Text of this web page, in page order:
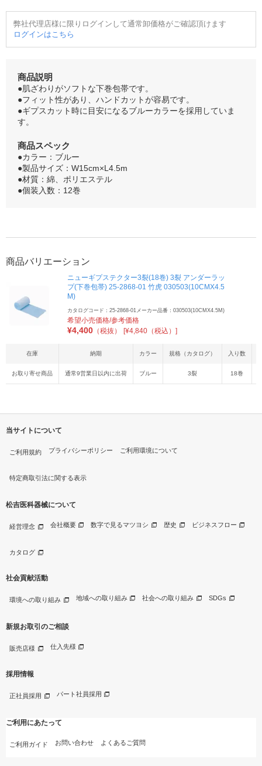
弊社代理店様に限りログインして通常卸価格がご確認頂けます
ログインはこちら
商品説明
●肌ざわりがソフトな下巻包帯です。
●フィット性があり、ハンドカットが容易です。
●ギプスカット時に目安になるブルーカラーを採用していま
す。
商品スペック
●カラー：ブルー
●製品サイズ：W15cm×L4.5m
●材質：綿、ポリエステル
●個装入数：12巻
商品バリエーション
ニューギプステクター3裂(18巻) 3裂 アンダーラッ
プ(下巻包帯) 25-2868-01 竹虎 030503(10CMX4.5
M)
カタログコード：25-2868-01メーカー品番：030503(10CMX4.5M)
希望小売価格/参考価格
¥4,400 （税抜） [¥4,840（税込）]
在庫 納期 カラー 規格（カタログ） 入り数
お取り寄せ商品 通常9営業日以内に出荷 ブルー 3裂 18巻
当サイトについて
ご利用規約 プライバシーポリシー ご利用環境について
特定商取引法に関する表示
松吉医科器械について
経営理念 会社概要 数字で見るマツヨシ 歴史 ビジネスフロー
カタログ
社会貢献活動
環境への取り組み 地域への取り組み 社会への取り組み SDGs
新規お取引のご相談
販売店様 仕入先様
採用情報
正社員採用 パート社員採用
ご利用にあたって
ご利用ガイド お問い合わせ よくあるご質問